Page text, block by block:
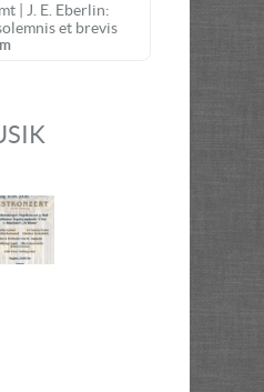
| J. E. Eberlin:
et brevis